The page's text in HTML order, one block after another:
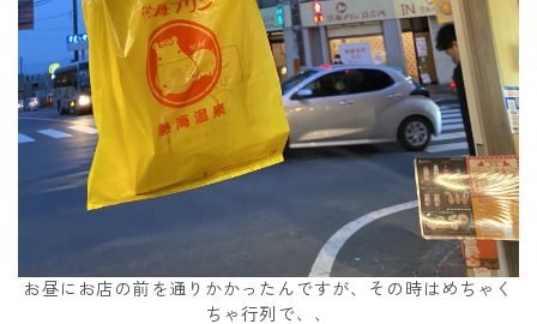
お昼にお店の前を通りかかったんですが、その時はめちゃく
ちゃ行列で、、